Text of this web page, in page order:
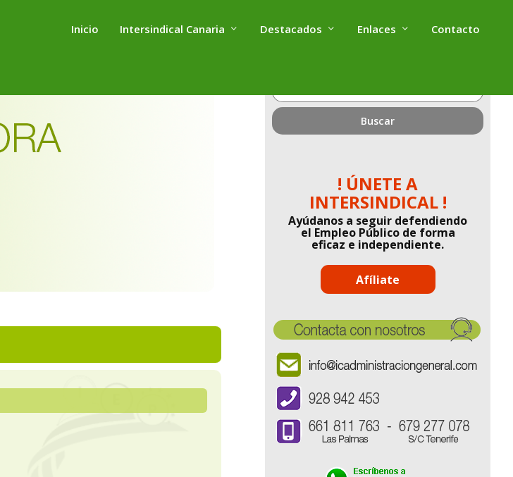
Inicio Intersindical Canaria Destacados Enlaces Contacto
estás
buscando?
! ÚNETE A
INTERSINDICAL !
Ayúdanos a seguir defendiendo
el Empleo Público de forma
eficaz e independiente.
Afíliate